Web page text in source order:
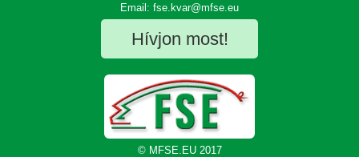
Email: fse.kvar@mfse.eu
Hívjon most!
© MFSE.EU 2017